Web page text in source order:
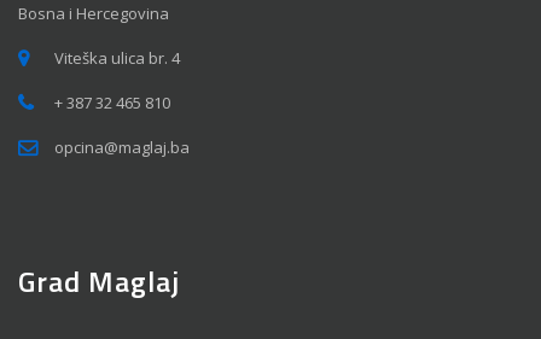
Bosna i Hercegovina
Viteška ulica br. 4
+ 387 32 465 810
opcina@maglaj.ba
Grad Maglaj